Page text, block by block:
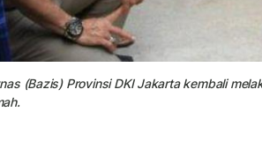
(Bazis) Provinsi DKI Jakarta kembali